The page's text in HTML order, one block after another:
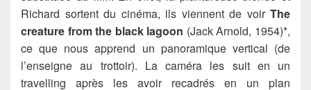
Richard sortent du cinéma, ils viennent de voir The
creature from the black lagoon (Jack Arnold, 1954)*,
ce que nous apprend un panoramique vertical (de
l’enseigne au trottoir). La caméra les suit en un
travelling après les avoir recadrés en un plan